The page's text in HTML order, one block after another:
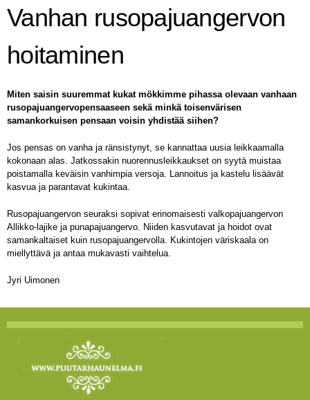
Vanhan rusopajuangervon
hoitaminen
Miten saisin suuremmat kukat mökkimme pihassa olevaan vanhaan
rusopajuangervopensaaseen sekä minkä toisenvärisen
samankorkuisen pensaan voisin yhdistää siihen?
Jos pensas on vanha ja ränsistynyt, se kannattaa uusia leikkaamalla
kokonaan alas. Jatkossakin nuorennusleikkaukset on syytä muistaa
poistamalla keväisin vanhimpia versoja. Lannoitus ja kastelu lisäävät
kasvua ja parantavat kukintaa.
Rusopajuangervon seuraksi sopivat erinomaisesti valkopajuangervon
Allikko-lajike ja punapajuangervo. Niiden kasvutavat ja hoidot ovat
samankaltaiset kuin rusopajuangervolla. Kukintojen väriskaala on
miellyttävä ja antaa mukavasti vaihtelua.
Jyri Uimonen